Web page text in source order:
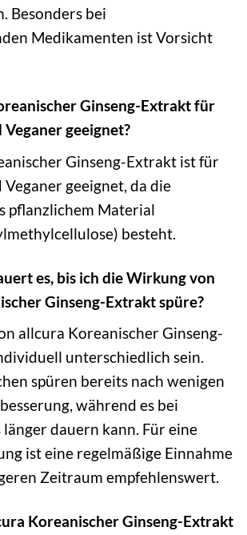
Besonders bei
Medikamenten ist Vorsicht
Ginseng-Extrakt für
geeignet?
Ginseng-Extrakt ist für
geeignet, da die
pflanzlichem Material
besteht.
es, bis ich die Wirkung von
Ginseng-Extrakt spüre?
allcura Koreanischer Ginseng-
unterschiedlich sein.
spüren bereits nach wenigen
während es bei
dauern kann. Für eine
ist eine regelmäßige Einnahme
Zeitraum empfehlenswert.
Koreanischer Ginseng-Extrakt